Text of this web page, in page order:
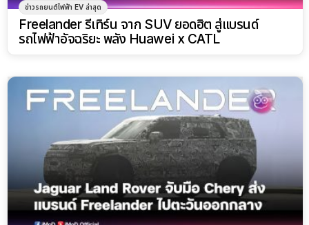
ข่าวรถยนต์ไฟฟ้า EV ล่าสุด
Freelander รีเทิร์น จาก SUV ยอดฮิต สู่แบรนด์
รถไฟฟ้าอัจฉริยะ พลัง Huawei x CATL